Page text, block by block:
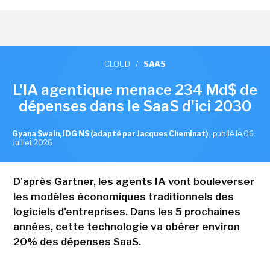
CLOUD / SAAS
L'IA agentique menace 234 Md$ de
dépenses dans le SaaS d'ici 2030
Gyana Swain, IDG NS (adapté par Jacques Cheminat) , publié le 06
Juillet 2026
D'après Gartner, les agents IA vont bouleverser
les modèles économiques traditionnels des
logiciels d'entreprises. Dans les 5 prochaines
années, cette technologie va obérer environ
20% des dépenses SaaS.